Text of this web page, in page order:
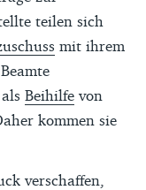
teilen sich
mit ihrem
Beihilfe von
kommen sie
verschaffen,